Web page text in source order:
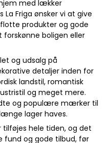
med lækker
La Friga ønsker vi at give
produkter og gode
boligen eller
og udsalg på
detaljer inden for
landstil, romantisk
og meget mere.
og populære mærker til
lager haves.
tilføjes hele tiden, og det
fund og gode tilbud, før